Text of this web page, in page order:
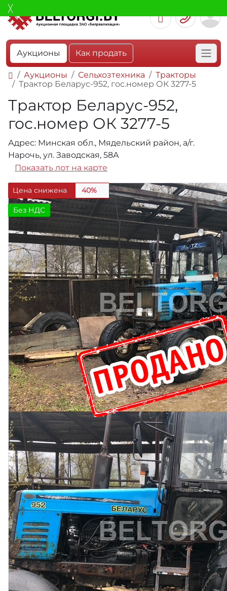
Аукционы Как продать
Аукционы Сельхозтехника
Тракторы
Трактор Беларус-952, гос.номер ОК 3277-5
Трактор Беларус-952,
гос.номер ОК 3277-5
Адрес: Минская обл., Мядельский район, а/г.
Нарочь, ул. Заводская, 58А
Показать лот на карте
Цена снижена 40%
Без НДС